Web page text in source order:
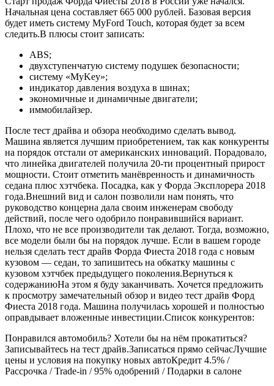
Начальная цена составляет 665 000 рублей. Базовая версия
будет иметь систему MyFord Touch, которая будет за всем
следить.В плюсы стоит записать:
ABS;
двухступенчатую систему подушек безопасности;
систему «MyKey»;
индикатор давления воздуха в шинах;
экономичные и динамичные двигатели;
иммобилайзер.
После тест драйва и обзора необходимо сделать вывод.
Машина является лучшим приобретением, так как конкуренты
на порядок отстали от американских инноваций. Порадовало,
что линейка двигателей получила 20-ти процентный прирост
мощности. Стоит отметить манёвренность и динамичность
седана плюс хэтчбека. Посадка, как у Форда Эксплорера 2018
года.Внешний вид и салон позволили нам понять, что
руководство концерна дала своим инженерам свободу
действий, после чего одобрило понравившийся вариант.
Плохо, что не все производители так делают. Тогда, возможно,
все модели были бы на порядок лучше. Если в вашем городе
нельзя сделать тест драйв Форда Фиеста 2018 года с новым
кузовом — седан, то запишитесь на обкатку машины с
кузовом хэтчбек предыдущего поколения.Вернуться к
содержаниюНа этом я буду заканчивать. Хочется предложить
к просмотру замечательный обзор и видео тест драйв Форд
Фиеста 2018 года. Машина получилась хорошей и полностью
оправдывает вложенные инвестиции.Список конкурентов:
Понравился автомобиль? Хотели бы на нём прокатиться?
Записывайтесь на тест драйв.Записаться прямо сейчасЛучшие
цены и условия на покупку новых автоКредит 4.5% /
Рассрочка / Trade-in / 95% одобрений / Подарки в салоне